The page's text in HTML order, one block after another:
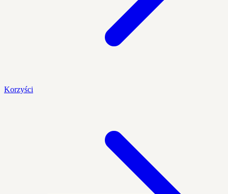
Korzyści